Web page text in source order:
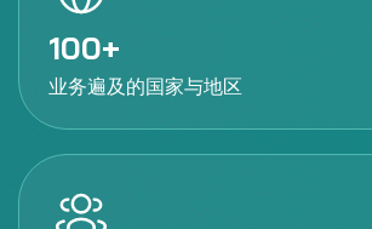
100
业务遍及的国家与地区